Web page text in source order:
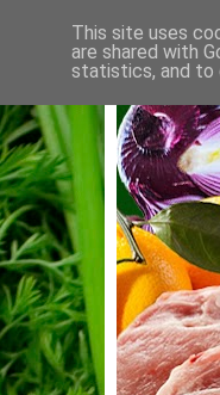
This site uses
are shared with
statistics, and to